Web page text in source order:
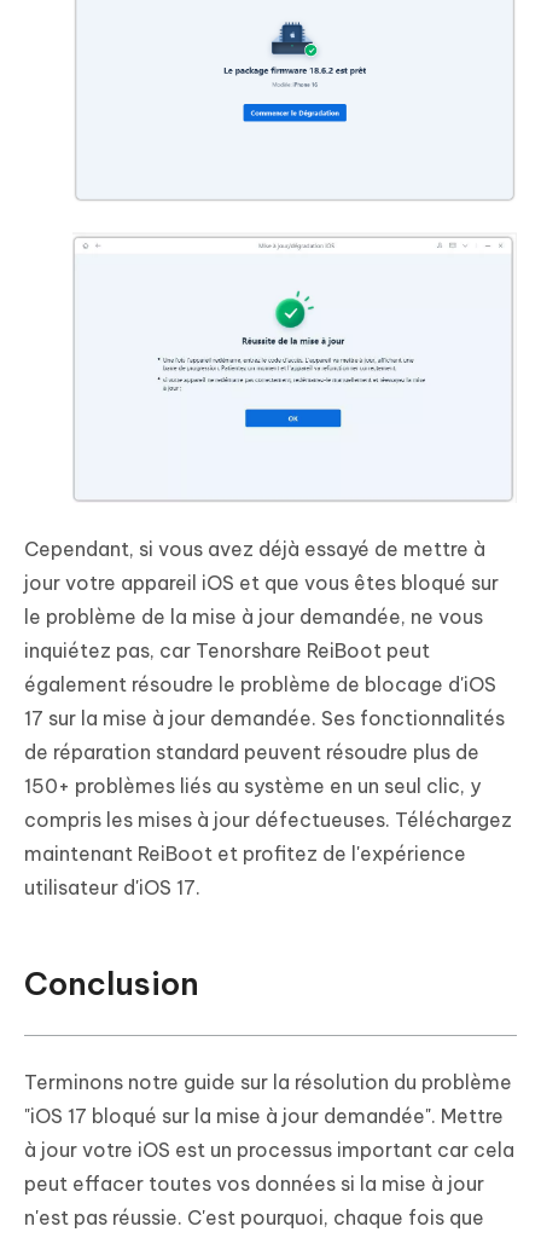
Cependant, si vous avez déjà essayé de mettre à
jour votre appareil iOS et que vous êtes bloqué sur
le problème de la mise à jour demandée, ne vous
inquiétez pas, car Tenorshare ReiBoot peut
également résoudre le problème de blocage d'iOS
17 sur la mise à jour demandée. Ses fonctionnalités
de réparation standard peuvent résoudre plus de
150+ problèmes liés au système en un seul clic, y
compris les mises à jour défectueuses. Téléchargez
maintenant ReiBoot et profitez de l'expérience
utilisateur d'iOS 17.
Conclusion
Terminons notre guide sur la résolution du problème
"iOS 17 bloqué sur la mise à jour demandée". Mettre
à jour votre iOS est un processus important car cela
peut effacer toutes vos données si la mise à jour
n'est pas réussie. C'est pourquoi, chaque fois que